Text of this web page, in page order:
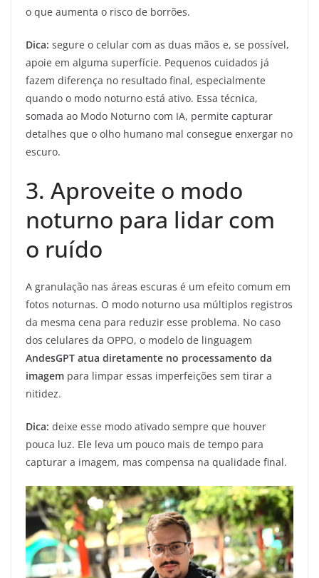
o que aumenta o risco de borrões.
Dica: segure o celular com as duas mãos e, se possível,
apoie em alguma superfície. Pequenos cuidados já
fazem diferença no resultado final, especialmente
quando o modo noturno está ativo. Essa técnica,
somada ao Modo Noturno com IA, permite capturar
detalhes que o olho humano mal consegue enxergar no
escuro.
3. Aproveite o modo
noturno para lidar com
o ruído
A granulação nas áreas escuras é um efeito comum em
fotos noturnas. O modo noturno usa múltiplos registros
da mesma cena para reduzir esse problema. No caso
dos celulares da OPPO, o modelo de linguagem
AndesGPT atua diretamente no processamento da
imagem para limpar essas imperfeições sem tirar a
nitidez.
Dica: deixe esse modo ativado sempre que houver
pouca luz. Ele leva um pouco mais de tempo para
capturar a imagem, mas compensa na qualidade final.